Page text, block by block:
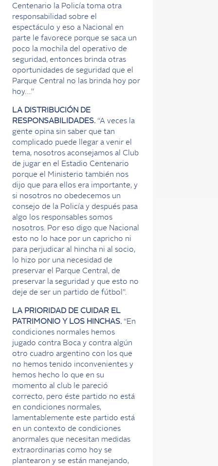
Centenario la Policía toma otra
responsabilidad sobre el
espectáculo y eso a Nacional en
parte le favorece porque se saca un
poco la mochila del operativo de
seguridad, entonces brinda otras
oportunidades de seguridad que el
Parque Central no las brinda hoy por
hoy….”
LA DISTRIBUCIÓN DE
RESPONSABILIDADES. “A veces la
gente opina sin saber que tan
complicado puede llegar a venir el
tema, nosotros aconsejamos al Club
de jugar en el Estadio Centenario
porque el Ministerio también nos
dijo que para ellos era importante, y
si nosotros no obedecemos un
consejo de la Policía y después pasa
algo los responsables somos
nosotros. Por eso digo que Nacional
esto no lo hace por un capricho ni
para perjudicar al hincha ni al socio,
lo hizo por una necesidad de
preservar el Parque Central, de
preservar la seguridad y que esto no
deje de ser un partido de fútbol”.
LA PRIORIDAD DE CUIDAR EL
PATRIMONIO Y LOS HINCHAS. “En
condiciones normales hemos
jugado contra Boca y contra algún
otro cuadro argentino con los que
no hemos tenido inconvenientes y
hemos hecho lo que en su
momento al club le pareció
correcto, pero éste partido no está
en condiciones normales,
lamentablemente este partido está
en un contexto de condiciones
anormales que necesitan medidas
extraordinarias como hoy se
plantearon y se están manejando,